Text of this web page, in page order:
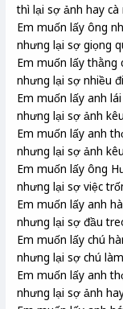
thì lại sợ ảnh hay cà
Em muốn lấy ông
nhưng lại sợ giọng
Em muốn lấy thằng
nhưng lại sợ nhiều
Em muốn lấy anh
nhưng lại sợ ảnh
Em muốn lấy anh
nhưng lại sợ ảnh
Em muốn lấy ông
nhưng lại sợ việc
Em muốn lấy anh
nhưng lại sợ đầu
Em muốn lấy chú
nhưng lại sợ chú
Em muốn lấy anh
nhưng lại sợ ảnh